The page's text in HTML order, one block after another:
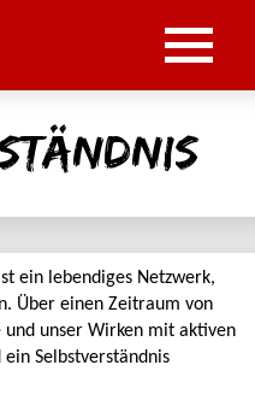
ein lebendiges Netzwerk,
Über einen Zeitraum von
unser Wirken mit aktiven
Selbstverständnis